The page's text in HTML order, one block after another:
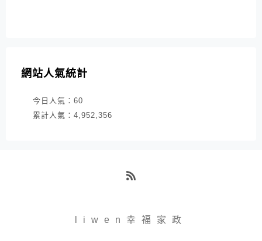
網站人氣統計
今日人氣： 60
累計人氣： 4,952,356
liwen幸福家政